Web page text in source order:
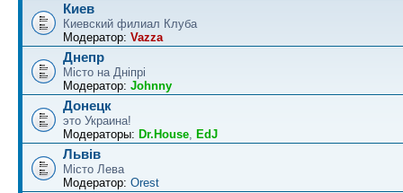
Киев
Киевский филиал Клуба
Модератор: Vazza
Днепр
Місто на Дніпрі
Модератор: Johnny
Донецк
это Украина!
Модераторы: Dr.House, EdJ
Львів
Місто Лева
Модератор: Orest